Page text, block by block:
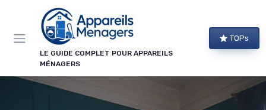
LE GUIDE COMPLET POUR APPAREILS
MÉNAGERS
TOPs
Panneau de gestion des cookies